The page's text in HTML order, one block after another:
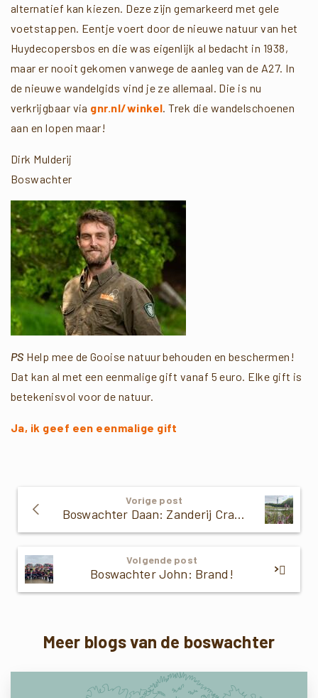
alternatief kan kiezen. Deze zijn gemarkeerd met gele
voetstappen. Eentje voert door de nieuwe natuur van het
Huydecopersbos en die was eigenlijk al bedacht in 1938,
maar er nooit gekomen vanwege de aanleg van de A27. In
de nieuwe wandelgids vind je ze allemaal. Die is nu
verkrijgbaar via gnr.nl/winkel. Trek die wandelschoenen
aan en lopen maar!
Dirk Mulderij
Boswachter
PS Help mee de Gooise natuur behouden en beschermen!
Dat kan al met een eenmalige gift vanaf 5 euro. Elke gift is
betekenisvol voor de natuur.
Ja, ik geef een eenmalige gift
Verder
Lezen
Vorige post
Boswachter Daan: Zanderij Crailoo
Volgende post
Boswachter John: Brand!
Meer blogs van de boswachter